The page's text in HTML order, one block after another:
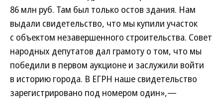
86 млн руб. Там был только остов здания. Нам
выдали свидетельство, что мы купили участок
с объектом незавершенного строительства. Совет
народных депутатов дал грамоту о том, что мы
победили в первом аукционе и заслужили войти
в историю города. В ЕГРН наше свидетельство
зарегистрировано под номером один»,—